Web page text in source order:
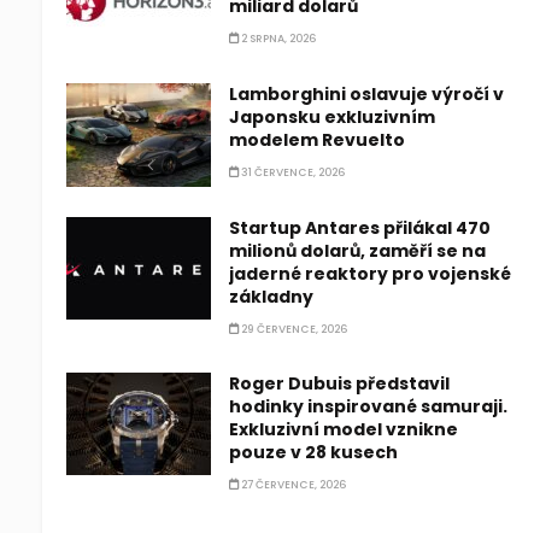
miliard dolarů
2 SRPNA, 2026
Lamborghini oslavuje výročí v
Japonsku exkluzivním
modelem Revuelto
31 ČERVENCE, 2026
Startup Antares přilákal 470
milionů dolarů, zaměří se na
jaderné reaktory pro vojenské
základny
29 ČERVENCE, 2026
Roger Dubuis představil
hodinky inspirované samuraji.
Exkluzivní model vznikne
pouze v 28 kusech
27 ČERVENCE, 2026